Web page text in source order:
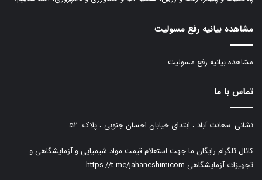
مشاهده بیانیه رفع مسولیت
مشاهده بیانیه رفع مسولیت
تماس با ما
نشانی: سعادت آباد ، ابتدای خیابان احسان جنوبی ، پلاک ۵۲
کانال تلگرام رایگان ما جهت استعلام قیمت مواد شیمیایی و آزمایشگاهی و
تجهیزات آزمایشگاهی https://t.me/jahaneshimicom